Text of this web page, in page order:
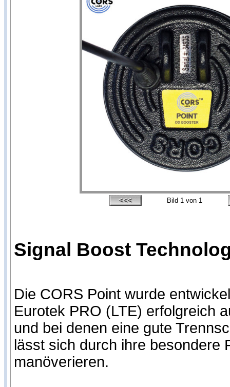
Bild 1 von 1
Signal Boost
Die CORS Point wurde
Eurotek PRO (LTE) erfolgreich
und bei denen eine gute
lässt sich durch ihre besondere
manöverieren.